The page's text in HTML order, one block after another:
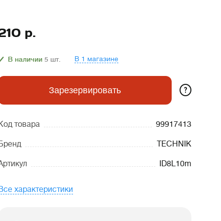
р.
В наличии 5 шт. В 1 магазине
Зарезервировать ?
товара 99917413
TECHNIK
ID8L10m
характеристики